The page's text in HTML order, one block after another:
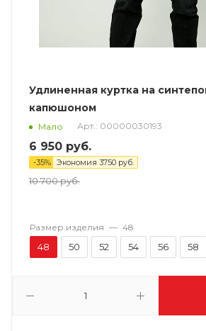
Удлиненная куртка на
капюшоном
Мало Арт.: 00000030193
6 950 руб.
-35% Экономия 3750 руб.
10 700руб.
Размер изделия — 48
48 50 52 54 56 58